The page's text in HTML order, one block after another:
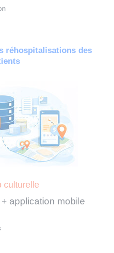
réhospitalisations des
culturelle
application mobile